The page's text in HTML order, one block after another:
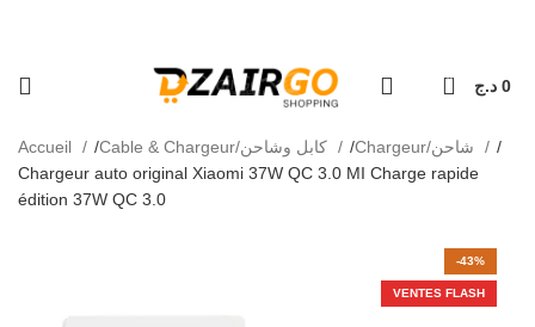
0 0 د.ج
Accueil
Chargeur auto original Xiaomi 37W QC 3.0 MI Charge rapide
édition 37W QC 3.0
-43%
VENTES FLASH